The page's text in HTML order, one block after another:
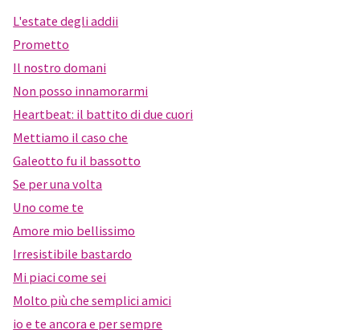
L'estate degli addii
Prometto
Il nostro domani
Non posso innamorarmi
Heartbeat: il battito di due cuori
Mettiamo il caso che
Galeotto fu il bassotto
Se per una volta
Uno come te
Amore mio bellissimo
Irresistibile bastardo
Mi piaci come sei
Molto più che semplici amici
io e te ancora e per sempre